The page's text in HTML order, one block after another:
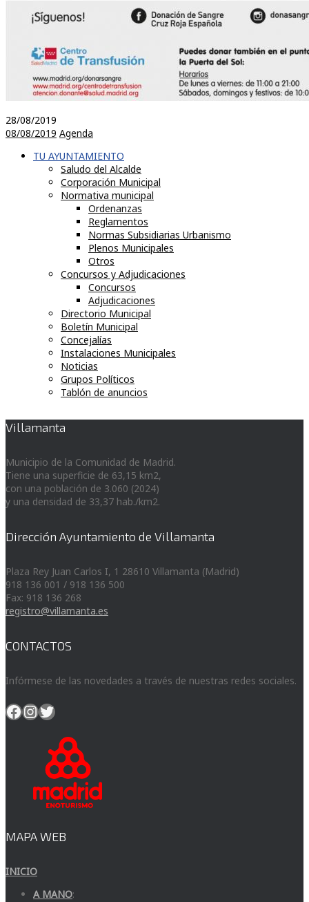
28/08/2019
08/08/2019 Agenda
TU AYUNTAMIENTO
Saludo del Alcalde
Corporación Municipal
Normativa municipal
Ordenanzas
Reglamentos
Normas Subsidiarias Urbanismo
Plenos Municipales
Otros
Concursos y Adjudicaciones
Concursos
Adjudicaciones
Directorio Municipal
Boletín Municipal
Concejalías
Instalaciones Municipales
Noticias
Grupos Políticos
Tablón de anuncios
Villamanta
Municipio de la Comunidad de Madrid.
Tiene una superficie de 63,15 km2,
con una población de 3.060 (2024)
y una densidad de 33,37 hab./km2.
Dirección Ayuntamiento de Villamanta
Plaza Rey Juan Carlos I, 1 28610 Villamanta (Madrid)
918 136 001 / 918 136 500
Fax: 918 136 268
registro@villamanta.es
CONTACTOS
Infórmese de las novedades a través de nuestras redes sociales.
Facebook
Instagram
Twitter
MAPA WEB
INICIO
A MANO: